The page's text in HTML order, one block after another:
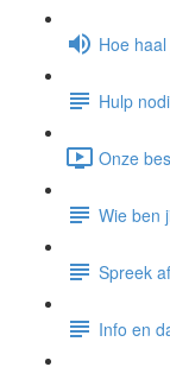
Hoe
Hulp
Onze
Wie ben
Spreek
Info en